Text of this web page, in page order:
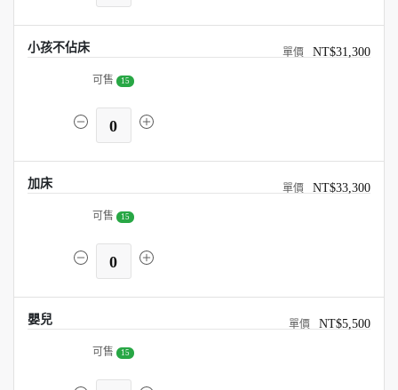
小孩不佔床 NT$31,300
可售 15
0
加床 NT$33,300
可售 15
0
嬰兒 NT$5,500
可售 15